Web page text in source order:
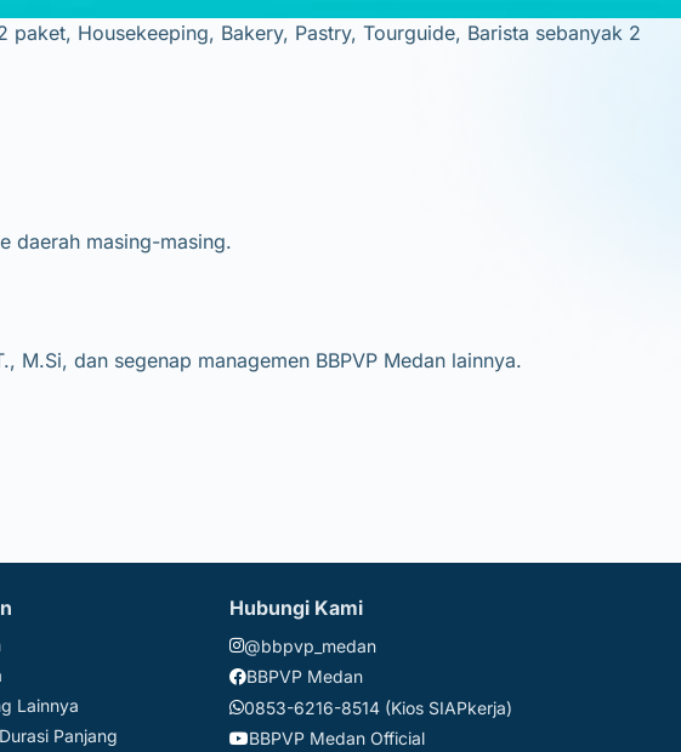
paket, Housekeeping, Bakery, Pastry, Tourguide, Barista sebanyak 2
daerah masing-masing.
M.Si, dan segenap managemen BBPVP Medan lainnya.
Lainnya
Panjang
Hubungi Kami
@bbpvp_medan
BBPVP Medan
0853-6216-8514 (Kios SIAPkerja)
BBPVP Medan Official